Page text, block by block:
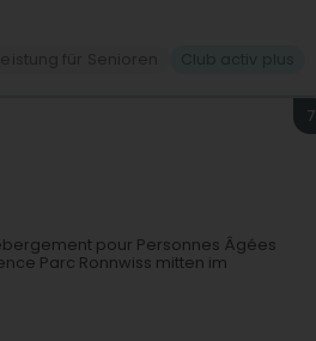
7
pour Personnes Âgées
Parc Ronnwiss mitten im